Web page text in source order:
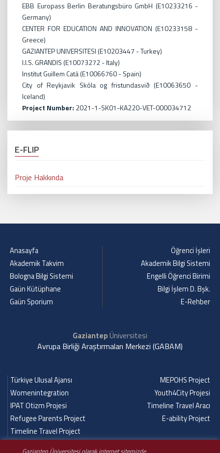
EBB Europass Berlin Beratungsbüro GmbH (E10233216 -
Germany)
CENTER FOR EDUCATION AND INNOVATION (E10233158 -
Greece)
GAZIANTEP UNIVERSITESI (E10203447 - Turkey)
I.I.S. GRANDIS (E10073272 - Italy)
Institut Guillem Catà (E10066760 - Spain)
City of Reykjavik Skóla og fristundasvið (E10063650 -
Iceland)
Project Number: 2021-1-SK01-KA220-VET-000034712
E-FLIP
Proje Hakkında
Anasayfa
Akademik Takvim
Bologna Bilgi Sistemi
Gaün Kütüphane
Gaün Sporium
Öğrenci İşleri
Akademik Bilgi Sistemi
Engelli Öğrenci Birimi
Bilgi İşlem D. Bşk.
E-Rehber
GaziantepÜniversitesi
Avrupa Birliği Araştırmaları Merkezi (GABAM)
Türkiye Ulusal Ajansı
Womenintegration
IPAT Otizm Projesi
Refugee Parents Project
Timeline Travel Project
MEPOHS Project
Youth4City Projesi
Timeline Travel Aracı
E-ability Project